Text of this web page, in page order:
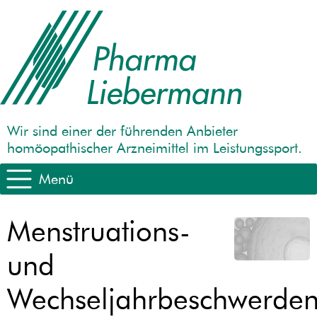
Wir sind einer der führenden Anbieter
homöopathischer Arzneimittel im Leistungssport.
Menü
Menstruations-
und